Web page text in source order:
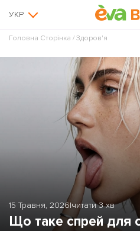
УКР
Головна Сторінка / Здоров'я
15 Травня, 2026|читати 3 хв
Що таке спрей для